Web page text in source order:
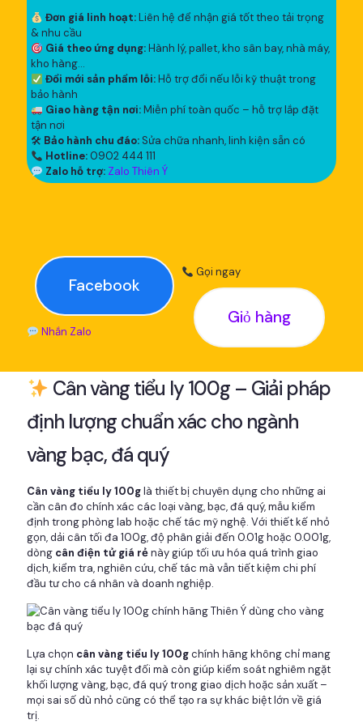
Đơn giá linh hoạt:Liên hệ để nhận giá tốt theo tải trọng
& nhu cầu
Giá theo ứng dụng:Hành lý, pallet, kho sân bay, nhà máy,
kho hàng...
Đổi mới sản phẩm lỗi:Hỗ trợ đổi nếu lỗi kỹ thuật trong
bảo hành
Giao hàng tận nơi:Miễn phí toàn quốc – hỗ trợ lắp đặt
tận nơi
🛠 Bảo hành chu đáo: Sửa chữa nhanh, linh kiện sẵn có
Hotline: 0902 444 111
Zalo hỗ trợ: Zalo Thiên Ý
Facebook
Nhắn Zalo
Gọi ngay
Giỏ hàng
Cân vàng tiểu ly 100g – Giải pháp
định lượng chuẩn xác cho ngành
vàng bạc, đá quý
Cân vàng tiểu ly 100glà thiết bị chuyên dụng cho những ai
cần cân đo chính xác các loại vàng, bạc, đá quý, mẫu kiểm
định trong phòng lab hoặc chế tác mỹ nghệ. Với thiết kế nhỏ
gọn, dải cân tối đa 100g, độ phân giải đến 0.01g hoặc 0.001g,
dòng cân điện tử giá rẻnày giúp tối ưu hóa quá trình giao
dịch, kiểm tra, nghiên cứu, chế tác mà vẫn tiết kiệm chi phí
đầu tư cho cá nhân và doanh nghiệp.
Lựa chọn cân vàng tiểu ly 100gchính hãng không chỉ mang
lại sự chính xác tuyệt đối mà còn giúp kiểm soát nghiêm ngặt
khối lượng vàng, bạc, đá quý trong giao dịch hoặc sản xuất –
mọi sai số dù nhỏ cũng có thể tạo ra sự khác biệt lớn về giá
trị.